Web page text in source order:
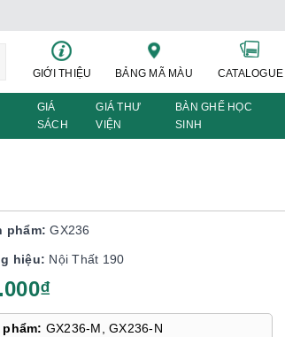
GIỚI THIỆU BẢNG MÃ MÀU CATALOGUE
GIÁ
SÁCH
GIÁ THƯ
VIỆN
BÀN GHẾ HỌC
SINH
phẩm: GX236
hiệu: Nội Thất 190
phẩm: GX236-M, GX236-N